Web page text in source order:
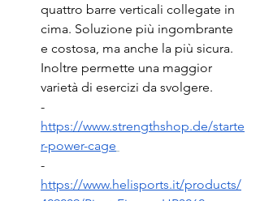
quattro barre verticali collegate in
cima. Soluzione più ingombrante
e costosa, ma anche la più sicura.
Inoltre permette una maggior
varietà di esercizi da svolgere.
-
https://www.strengthshop.de/starte
r-power-cage
-
https://www.helisports.it/products/